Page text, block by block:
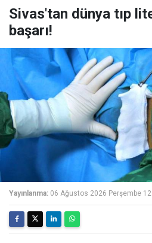
Sivas'tan dünya tıp
başarı!
Yayınlanma: 06 Ağustos 2026 Perşembe